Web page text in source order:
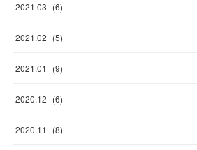
2021.03 (6)
2021.02 (5)
2021.01 (9)
2020.12 (6)
2020.11 (8)